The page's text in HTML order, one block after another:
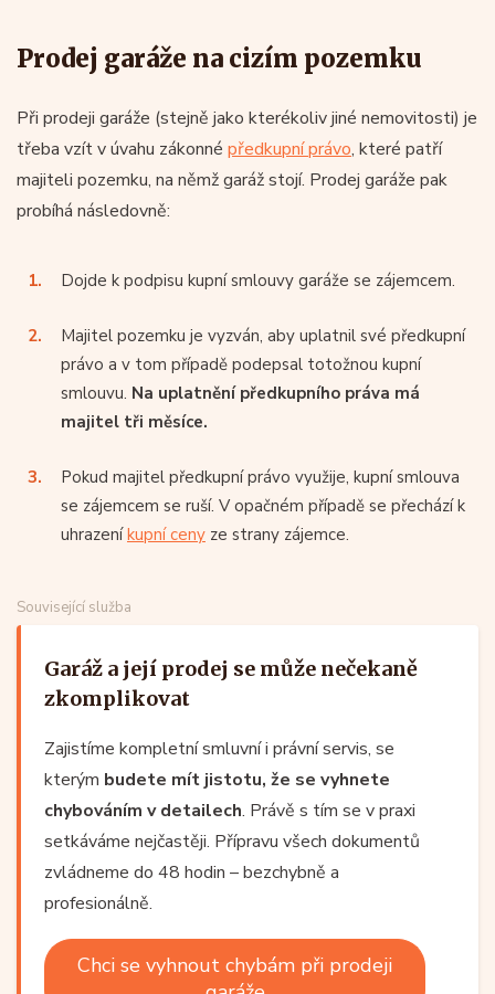
Prodej garáže na cizím pozemku
Při prodeji garáže (stejně jako kterékoliv jiné nemovitosti) je
třeba vzít v úvahu zákonné předkupní právo, které patří
majiteli pozemku, na němž garáž stojí. Prodej garáže pak
probíhá následovně:
Dojde k podpisu kupní smlouvy garáže se zájemcem.
Majitel pozemku je vyzván, aby uplatnil své předkupní
právo a v tom případě podepsal totožnou kupní
smlouvu. Na uplatnění předkupního práva má
majitel tři měsíce.
Pokud majitel předkupní právo využije, kupní smlouva
se zájemcem se ruší. V opačném případě se přechází k
uhrazeníkupní ceny ze strany zájemce.
Související služba
Garáž a její prodej se může nečekaně
zkomplikovat
Zajistíme kompletní smluvní i právní servis, se
kterým budete mít jistotu, že se vyhnete
chybováním v detailech. Právě s tím se v praxi
setkáváme nejčastěji. Přípravu všech dokumentů
zvládneme do 48 hodin – bezchybně a
profesionálně.
Chci se vyhnout chybám při prodeji